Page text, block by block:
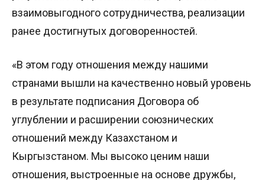
взаимовыгодного сотрудничества, реализации
ранее достигнутых договоренностей.
«В этом году отношения между нашими
странами вышли на качественно новый уровень
в результате подписания Договора об
углублении и расширении союзнических
отношений между Казахстаном и
Кыргызстаном. Мы высоко ценим наши
отношения, выстроенные на основе дружбы,